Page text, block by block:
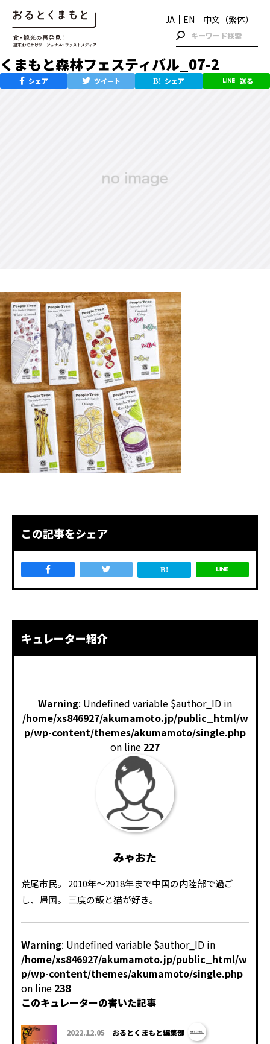
JA EN 中文（繁体）
くまもと森林フェスティバル_07-2
シェア ツイート シェア 送る
この記事をシェア
キュレーター紹介
Warning: Undefined variable $author_ID in
/home/xs846927/akumamoto.jp/public_html/w
p/wp-content/themes/akumamoto/single.php
on line 227
みゃおた
荒尾市民。 2010年～2018年まで中国の内陸部で過ご
し、帰国。 三度の飯と猫が好き。
Warning: Undefined variable $author_ID in
/home/xs846927/akumamoto.jp/public_html/w
p/wp-content/themes/akumamoto/single.php
on line 238
このキュレーターの書いた記事
2022.12.05 おるとくまもと編集部